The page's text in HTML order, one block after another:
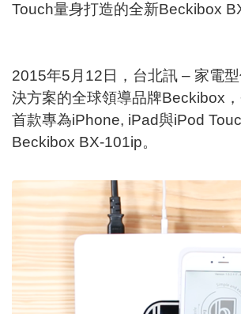
Touch量身打造的全新Beckibox
2015年5月12日，台北訊 – 家電
決方案的全球領導品牌Beckibox
首款專為iPhone, iPad與iPod
Beckibox BX-101ip。